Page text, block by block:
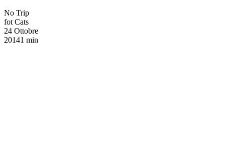
No Trip
fot Cats
24 Ottobre
20141 min